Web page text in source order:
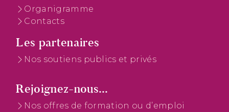
Organigramme
Contacts
Les partenaires
Nos soutiens publics et privés
Rejoignez-nous...
Nos offres de formation ou d’emploi